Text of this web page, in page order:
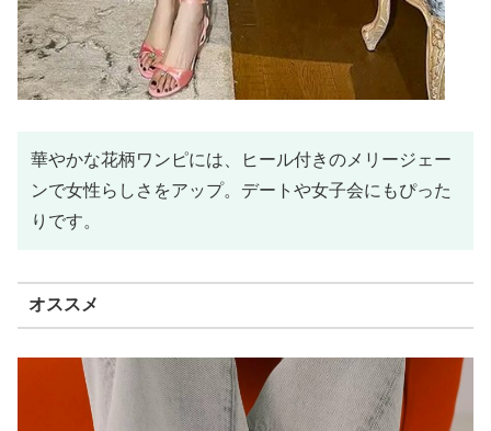
華やかな花柄ワンピには、ヒール付きのメリージェー
ンで女性らしさをアップ。デートや女子会にもぴった
りです。
オススメ